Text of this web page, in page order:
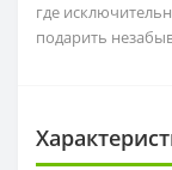
где
подарить